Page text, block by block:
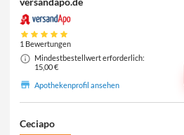
1 Bewertungen
Mindestbestellwert erforderlich:
15,00 €
Apothekenprofil ansehen
Ceciapo